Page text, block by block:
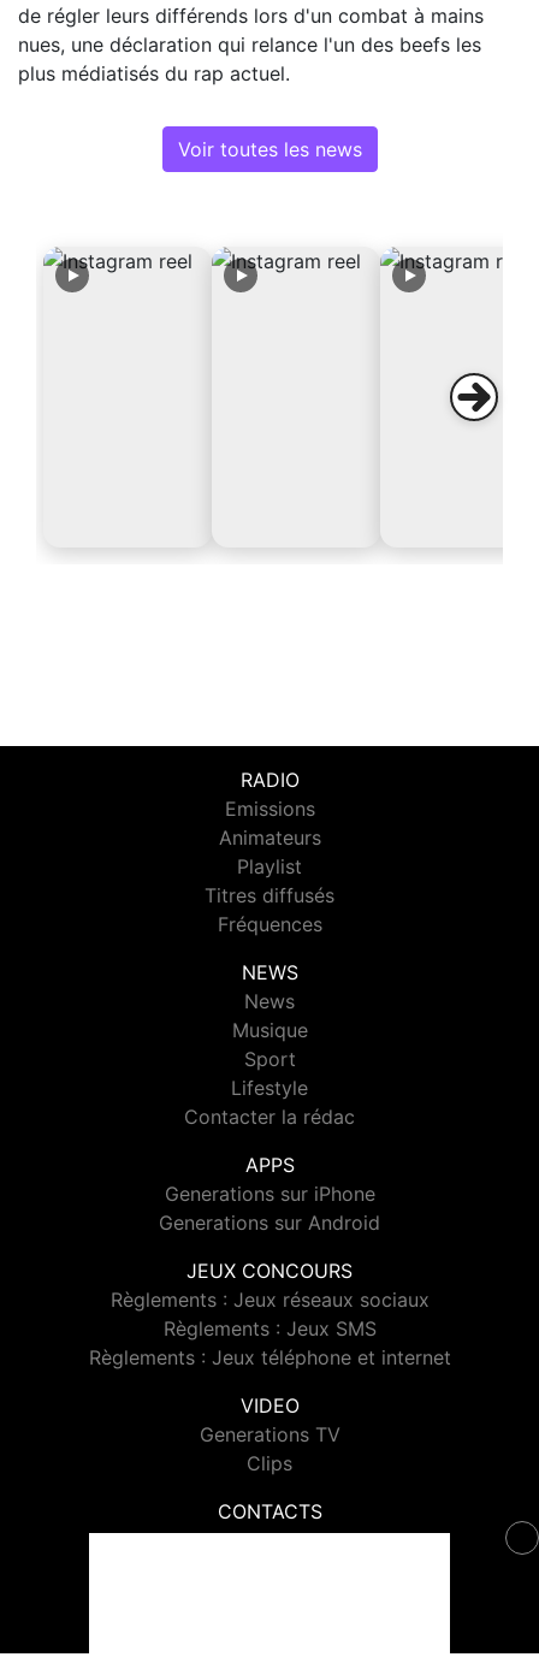
de régler leurs différends lors d'un combat à mains
nues, une déclaration qui relance l'un des beefs les
plus médiatisés du rap actuel.
Voir toutes les news
RADIO
Emissions
Animateurs
Playlist
Titres diffusés
Fréquences
NEWS
News
Musique
Sport
Lifestyle
Contacter la rédac
APPS
Generations sur iPhone
Generations sur Android
JEUX CONCOURS
Règlements : Jeux réseaux sociaux
Règlements : Jeux SMS
Règlements : Jeux téléphone et internet
VIDEO
Generations TV
Clips
CONTACTS
Contacter Generations